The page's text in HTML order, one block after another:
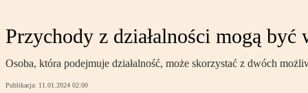
Przychody z działalności mogą
Osoba, która podejmuje działalność, może skorzystać z dwóch
Publikacja: 11.01.2024 02:00